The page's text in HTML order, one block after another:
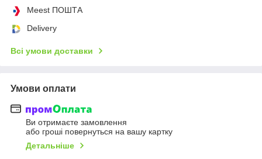
Meest ПОШТА
Delivery
Всі умови доставки
Умови оплати
Ви отримаєте замовлення
або гроші повернуться на вашу картку
Детальніше